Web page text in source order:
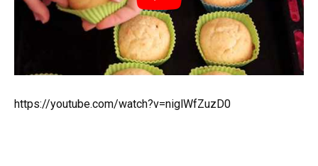
https://youtube.com/watch?v=niglWfZuzD0